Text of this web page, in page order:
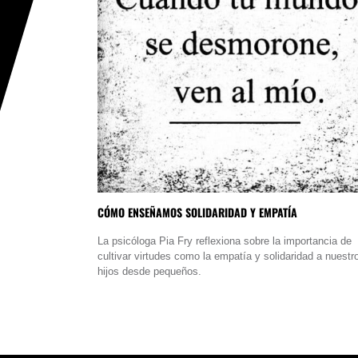
CÓMO ENSEÑAMOS SOLIDARIDAD Y EMPATÍA
La psicóloga Pia Fry reflexiona sobre la importancia de
cultivar virtudes como la empatía y solidaridad a
hijos desde pequeños.